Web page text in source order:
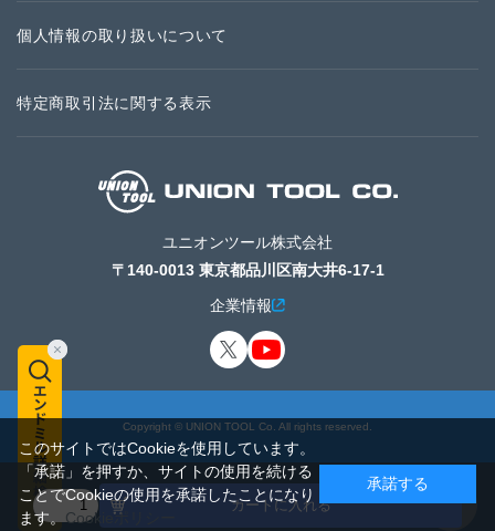
個人情報の取り扱いについて
特定商取引法に関する表示
ユニオンツール株式会社
〒140-0013 東京都品川区南大井6-17-1
企業情報
Copyright © UNION TOOL Co. All rights reserved.
このサイトではCookieを使用しています。
「承諾」を押すか、サイトの使用を続ける
ことでCookieの使用を承諾したことになり
ます。Cookieポリシー
承諾する
カートに入れる